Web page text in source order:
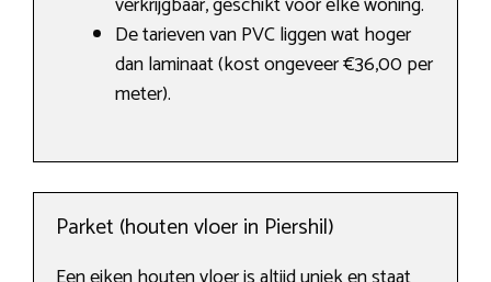
De tarieven van PVC liggen wat hoger
dan laminaat (kost ongeveer €36,00 per
meter).
Parket (houten vloer in Piershil)